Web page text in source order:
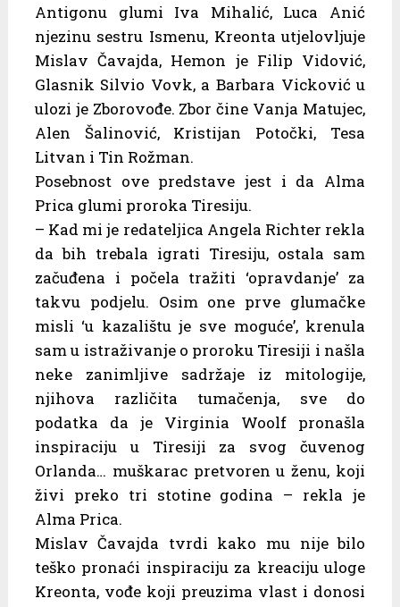
Antigonu glumi Iva Mihalić, Luca Anić
njezinu sestru Ismenu, Kreonta utjelovljuje
Mislav Čavajda, Hemon je Filip Vidović,
Glasnik Silvio Vovk, a Barbara Vicković u
ulozi je Zborovođe. Zbor čine Vanja Matujec,
Alen Šalinović, Kristijan Potočki, Tesa
Litvan i Tin Rožman.
Posebnost ove predstave jest i da Alma
Prica glumi proroka Tiresiju.
– Kad mi je redateljica Angela Richter rekla
da bih trebala igrati Tiresiju, ostala sam
začuđena i počela tražiti ‘opravdanje’ za
takvu podjelu. Osim one prve glumačke
misli ‘u kazalištu je sve moguće’, krenula
sam u istraživanje o proroku Tiresiji i našla
neke zanimljive sadržaje iz mitologije,
njihova različita tumačenja, sve do
podatka da je Virginia Woolf pronašla
inspiraciju u Tiresiji za svog čuvenog
Orlanda… muškarac pretvoren u ženu, koji
živi preko tri stotine godina – rekla je
Alma Prica.
Mislav Čavajda tvrdi kako mu nije bilo
teško pronaći inspiraciju za kreaciju uloge
Kreonta, vođe koji preuzima vlast i donosi